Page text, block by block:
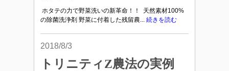
ホタテの力で野菜洗いの新革命！！ 天然素材100%
の除菌洗浄剤 野菜に付着した残留農... 続きを読む
2018/8/3
トリニティZ農法の実例